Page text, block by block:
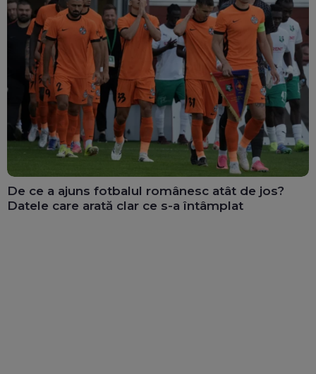
De ce a ajuns fotbalul românesc atât de jos?
Datele care arată clar ce s-a întâmplat